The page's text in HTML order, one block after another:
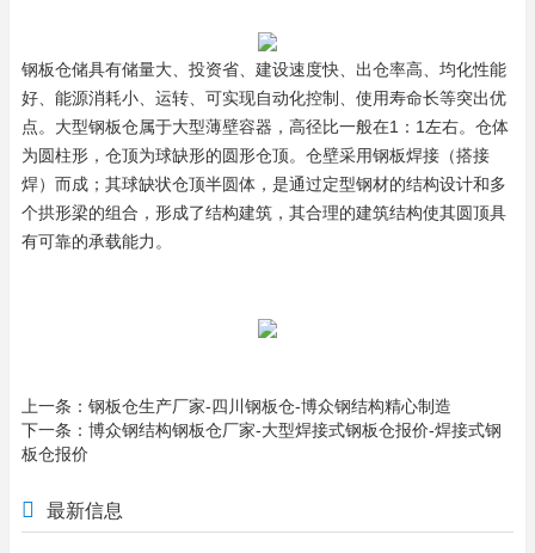
钢板仓储具有储量大、投资省、建设速度快、出仓率高、均化性能
好、能源消耗小、运转、可实现自动化控制、使用寿命长等突出优
点。 大型钢板仓属于大型薄壁容器，高径比一般在1：1左右。仓体
为圆柱形，仓顶为球缺形的圆形仓顶。仓壁采用钢板焊接（搭接
焊）而成；其球缺状仓顶半圆体，是通过定型钢材的结构设计和多
个拱形梁的组合，形成了结构建筑，其合理的建筑结构使其圆顶具
有可靠的承载能力。
上一条： 钢板仓生产厂家-四川钢板仓-博众钢结构精心制造
下一条： 博众钢结构钢板仓厂家-大型焊接式钢板仓报价-焊接式钢
板仓报价
最新信息